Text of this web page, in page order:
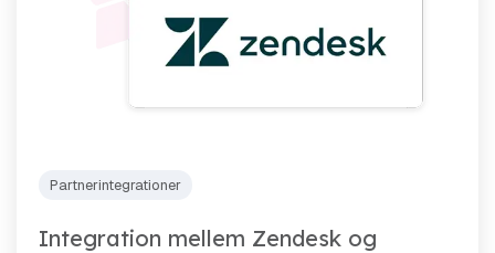
Partnerintegrationer
Integration mellem Zendesk og